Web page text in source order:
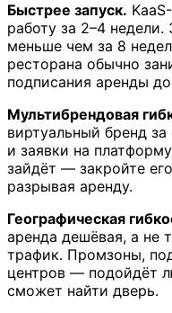
Быстрее запуск.
работу за 2–4
меньше чем за 8
ресторана обычно
подписания аренды
Мультибрендовая
виртуальный бренд
и заявки на
зайдёт — закройте
разрывая аренду.
Географическая
аренда дешёвая, а не
трафик. Промзоны,
центров — подойдёт
сможет найти дверь.